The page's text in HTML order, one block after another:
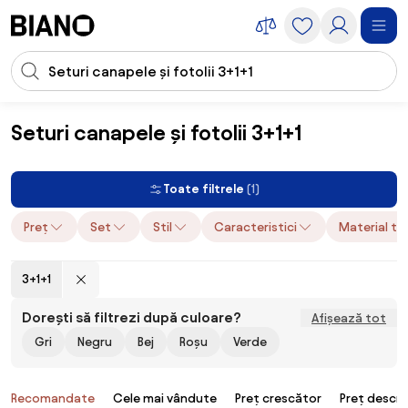
Introducerea căutării
Seturi canapele și fotolii 3+1+1
Mobilier Canapele Seturi canapele și fotolii Seturi canapele și
Toate filtrele (1)
Preț Set Stil Caracteristici Material
3+1+1
Dorești să filtrezi după culoare?
Afișează tot
Gri
Negru Bej Roșu Verde
Produse
Recomandate Cele mai vândute Preț crescător Preț